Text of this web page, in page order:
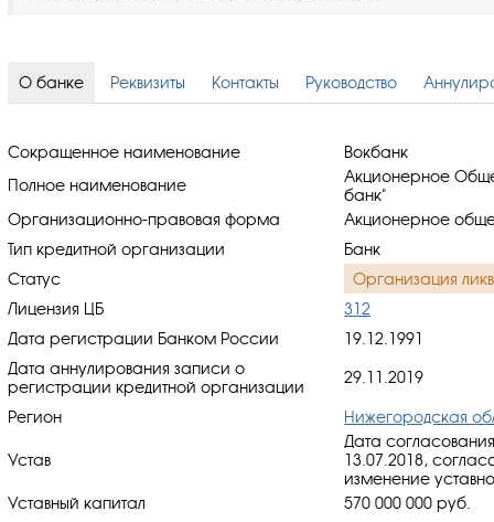
О банке Реквизиты Контакты Руководство
Сокращенное наименование
Вокбанк
Полное наименование
Акционерное
банк"
Организационно-правовая форма
Акционерное
Тип кредитной организации
Банк
Статус
Организация
Лицензия ЦБ
312
Дата регистрации Банком России
19.12.1991
Дата аннулирования записи о
регистрации кредитной организации
29.11.2019
Регион Нижегородская
Устав
Дата
13.07.2018,
изменение
Уставный капитал
570 000 000 руб.